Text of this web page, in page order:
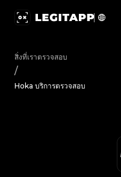
สิ่งที่เราตรวจสอบ
/
Hoka บริการตรวจสอบ